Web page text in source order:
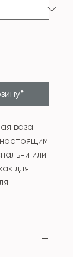
ваза
настоящим
или
для